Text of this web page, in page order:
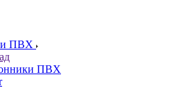
ПВХ
ПВХ